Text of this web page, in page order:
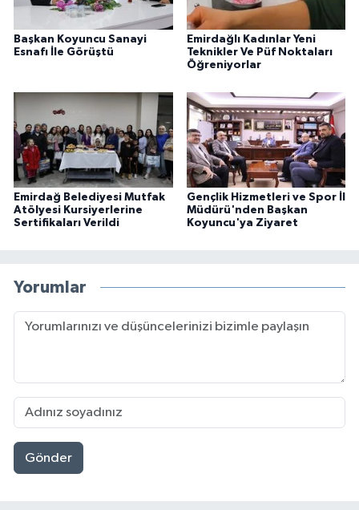
Başkan Koyuncu Sanayi
Esnafı İle Görüştü
Emirdağlı Kadınlar Yeni
Teknikler Ve Püf Noktaları
Öğreniyorlar
Emirdağ Belediyesi Mutfak
Atölyesi Kursiyerlerine
Sertifikaları Verildi
Gençlik Hizmetleri ve Spor İl
Müdürü'nden Başkan
Koyuncu'ya Ziyaret
Yorumlar
Gönder